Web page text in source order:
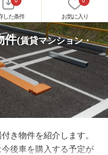
した条件 お気に入り
件(賃貸マンション・
き物件を紹介します。
後車を購入する予定が